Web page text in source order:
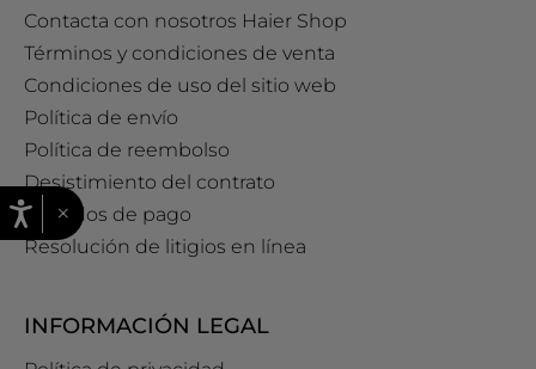
Contacta con nosotros Haier Shop
Términos y condiciones de venta
Condiciones de uso del sitio web
Política de envío
Política de reembolso
Desistimiento del contrato
Métodos de pago
Resolución de litigios en línea
INFORMACIÓN LEGAL
×